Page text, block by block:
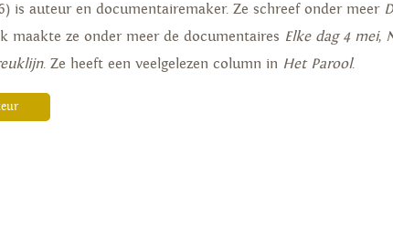
is auteur en documentairemaker. Ze schreef onder meer
maakte ze onder meer de documentaires Elke dag 4 mei,
. Ze heeft een veelgelezen column in Het Parool.